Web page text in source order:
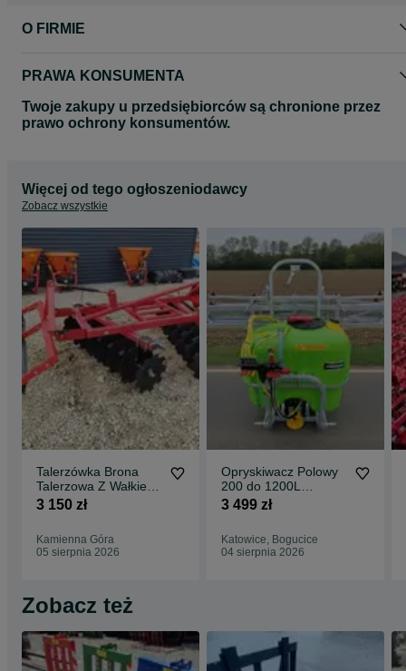
O FIRMIE
PRAWA KONSUMENTA
Twoje zakupy u przedsiębiorców są chronione przez
prawo ochrony konsumentów.
Więcej od tego ogłoszeniodawcy
Zobacz wszystkie
Talerzówka Brona
Talerzowa Z Wałkiem
Strunowym Strumyk
3 150 zł
Kamienna Góra
05 sierpnia 2026
Opryskiwacz Polowy
200 do 1200L
Zawieszany Z
3 499 zł
Katowice, Bogucice
04 sierpnia 2026
Zobacz też